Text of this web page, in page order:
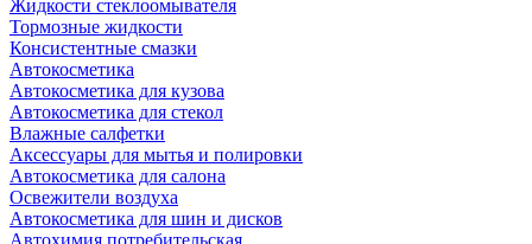
Жидкости стеклоомывателя
Тормозные жидкости
Консистентные смазки
Автокосметика
Автокосметика для кузова
Автокосметика для стекол
Влажные салфетки
Аксессуары для мытья и полировки
Автокосметика для салона
Освежители воздуха
Автокосметика для шин и дисков
Автохимия потребительская